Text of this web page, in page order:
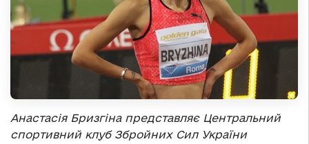
Анастасія Бризгіна представляє Центральний
спортивний клуб Збройних Сил України